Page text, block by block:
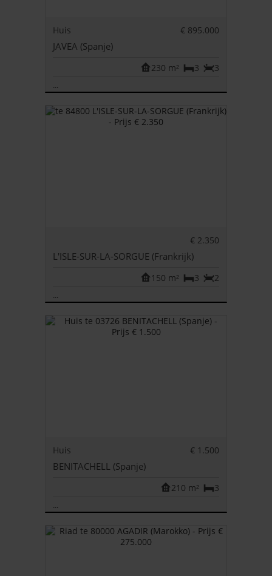
Huis € 895.000
JAVEA (Spanje)
3
3
230 m²
...
€ 2.350
L'ISLE-SUR-LA-SORGUE (Frankrijk)
2
3
150 m²
...
Huis € 1.500
BENITACHELL (Spanje)
3
210 m²
...